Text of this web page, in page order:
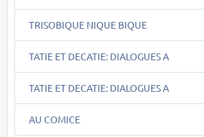
TRISOBIQUE NIQUE BIQUE
TATIE ET DECATIE: DIALOGUES A
TATIE ET DECATIE: DIALOGUES A
AU COMICE